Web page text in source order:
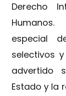
Derecho
especial
selectivos
advertido
Estado y la